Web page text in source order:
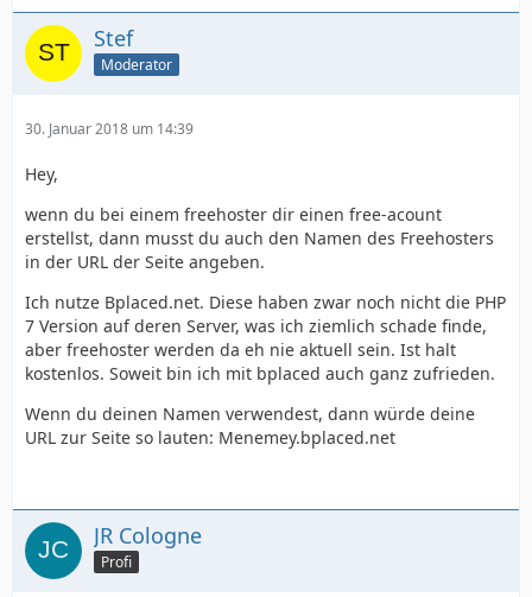
Stef
Moderator
30. Januar 2018 um 14:39
Hey,
wenn du bei einem freehoster dir einen free-acount
erstellst, dann musst du auch den Namen des Freehosters
in der URL der Seite angeben.
Ich nutze Bplaced.net. Diese haben zwar noch nicht die PHP
7 Version auf deren Server, was ich ziemlich schade finde,
aber freehoster werden da eh nie aktuell sein. Ist halt
kostenlos. Soweit bin ich mit bplaced auch ganz zufrieden.
Wenn du deinen Namen verwendest, dann würde deine
URL zur Seite so lauten: Menemey.bplaced.net
JR Cologne
Profi